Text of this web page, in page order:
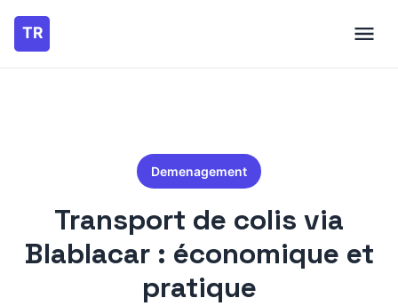
Demenagement
Transport de colis via
Blablacar : économique et
pratique